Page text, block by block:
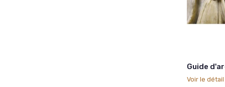
Guide
Voir le détail